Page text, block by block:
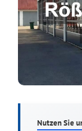
Nutzen Sie